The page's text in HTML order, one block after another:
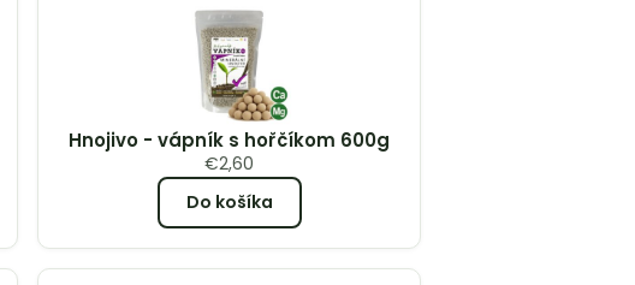
Hnojivo - vápník s hořčíkom 600g
€2,60
Do košíka